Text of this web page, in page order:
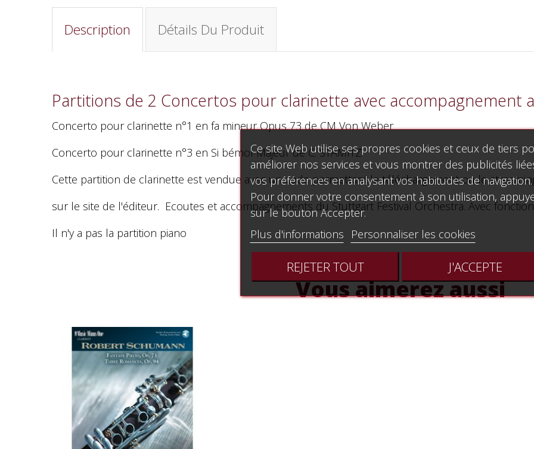
Description Détails Du Produit
Partitions de 2 Concertos pour clarinette avec accompagnement
Concerto pour clarinette n°1 en fa mineur Opus 73 de CM Von Weber
Concerto pour clarinette n°3 en Si bémol Majeur de C. STAMITZ
Cette partition de clarinette est vendue avec un code permettant le téléchargement ou le
sur le site de l'éditeur. Ecoutes et accompagnements du Stuttgart Festival Orchestra. Avec
Il n'y a pas la partition piano
Vous aimerez aussi
Ce site Web utilise ses propres cookies et ceux de tiers
améliorer nos services et vous montrer des publicités
vos préférences en analysant vos habitudes de navigation.
Pour donner votre consentement à son utilisation,
sur le bouton Accepter.
Plus d'informations
Personnaliser les cookies
REJETER TOUT J'ACCEPTE